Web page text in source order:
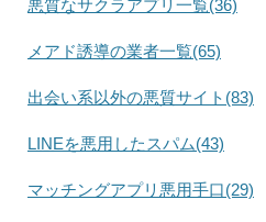
悪質なサクラアプリ一覧(36)
メアド誘導の業者一覧(65)
出会い系以外の悪質サイト(83)
LINEを悪用したスパム(43)
マッチングアプリ悪用手口(29)